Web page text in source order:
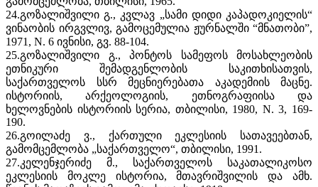
24.გოზალიშვილი გ., კვლავ „სამი დიდი კაპადოკიელის“
ვინაობის ირგვლივ, გამოცემულია ჟურნალში “მნათობი”,
1971, N. 6 ივნისი, გვ. 88-104.
25.გოზალიშვილი გ., პონტოს სამეფოს მოსახლეობის
ეთნიკური შემადგენლობის საკითხისათვის,
საქართველოს სსრ მეცნიერებათა აკადემიის მაცნე.
ისტორიის, არქეოლოგიის, ეთნოგრაფიისა და
ხელოვნების ისტორიის სერია, თბილისი, 1980, N. 3, 169-
190.
26.გოილაძე ვ., ქართული ეკლესიის სათავეებთან,
გამომცემლობა „საქართველო“, თბილისი, 1991.
27.კელენჯერიძე მ., საქართველოს საკათალიკოსო
ეკლესიის მოკლე ისტორია, მთავრიშვილის და ამხ.